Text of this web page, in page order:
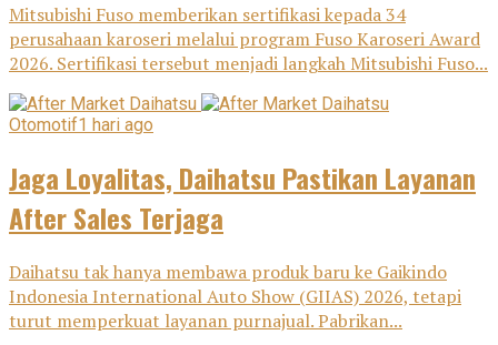
Mitsubishi Fuso memberikan sertifikasi kepada 34
perusahaan karoseri melalui program Fuso Karoseri Award
2026. Sertifikasi tersebut menjadi langkah Mitsubishi Fuso...
Otomotif1 hari ago
Jaga Loyalitas, Daihatsu Pastikan Layanan
After Sales Terjaga
Daihatsu tak hanya membawa produk baru ke Gaikindo
Indonesia International Auto Show (GIIAS) 2026, tetapi
turut memperkuat layanan purnajual. Pabrikan...